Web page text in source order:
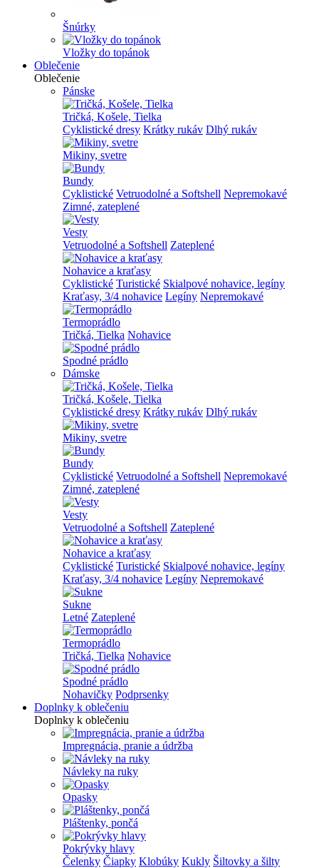
Šnúrky
Vložky do topánok
Oblečenie
Oblečenie
Pánske
Tričká, Košele, Tielka
Cyklistické dresy Krátky rukáv Dlhý rukáv
Mikiny, svetre
Bundy
Cyklistické Vetruodolné a Softshell Nepremokavé
Zimné, zateplené
Vesty
Vetruodolné a Softshell Zateplené
Nohavice a kraťasy
Cyklistické Turistické Skialpové nohavice, legíny
Kraťasy, 3/4 nohavice Legíny Nepremokavé
Termoprádlo
Tričká, Tielka Nohavice
Spodné prádlo
Dámske
Tričká, Košele, Tielka
Cyklistické dresy Krátky rukáv Dlhý rukáv
Mikiny, svetre
Bundy
Cyklistické Vetruodolné a Softshell Nepremokavé
Zimné, zateplené
Vesty
Vetruodolné a Softshell Zateplené
Nohavice a kraťasy
Cyklistické Turistické Skialpové nohavice, legíny
Kraťasy, 3/4 nohavice Legíny Nepremokavé
Sukne
Letné Zateplené
Termoprádlo
Tričká, Tielka Nohavice
Spodné prádlo
Nohavičky Podprsenky
Doplnky k oblečeniu
Doplnky k oblečeniu
Impregnácia, pranie a údržba
Návleky na ruky
Opasky
Pláštenky, pončá
Pokrývky hlavy
Čelenky Čiapky Klobúky Kukly Šiltovky a šilty